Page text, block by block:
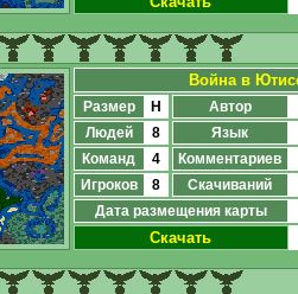
Война в
Размер H Автор
Людей
8 Язык
Команд
4 Комментариев
Игроков
8 Скачиваний
Дата размещения карты
Скачать